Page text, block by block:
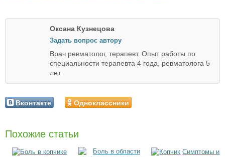
Оксана Кузнецова
Задать вопрос автору
Врач ревматолог, терапевт. Опыт работы по
специальности терапевта 4 года, ревматолога 5
лет.
Вконтакте Одноклассники
Похожие статьи
Симптомы и